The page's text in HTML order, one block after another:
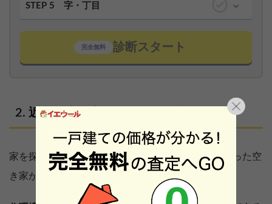
STEP 5 字・丁目
完全無料 診断スタート
近所の空き家を買いたい場合は
家を探している人にとって、近所に誰も住まなくなった空
き家があれば気になるのは当然といえます。